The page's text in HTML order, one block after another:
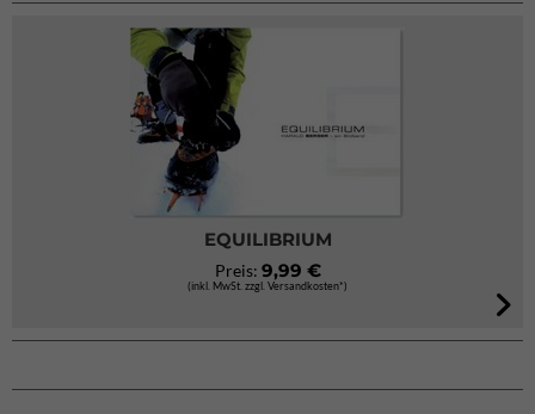
EQUILIBRIUM
Preis: 9,99 €
(inkl. MwSt. zzgl. Versandkosten*)